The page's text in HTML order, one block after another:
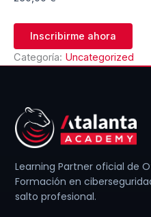
Inscribirme ahora
Categoría: Uncategorized
Learning Partner oficial de
Formación en
salto profesional.